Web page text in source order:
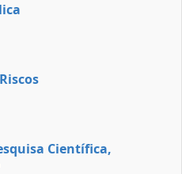
Científica,